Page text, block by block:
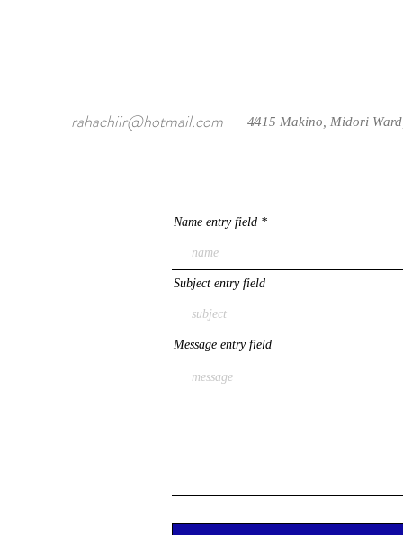
rahachiir@hotmail.com /
4415 Makino, Midori
Name entry field
Subject entry field
Message entry field